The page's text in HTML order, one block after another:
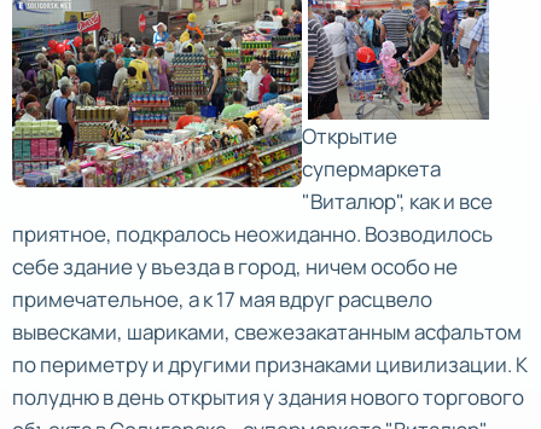
Открытие
супермаркета
"Виталюр", как и все
приятное, подкралось неожиданно. Возводилось
себе здание у въезда в город, ничем особо не
примечательное, а к 17 мая вдруг расцвело
вывесками, шариками, свежезакатанным асфальтом
по периметру и другими признаками цивилизации. К
полудню в день открытия у здания нового торгового